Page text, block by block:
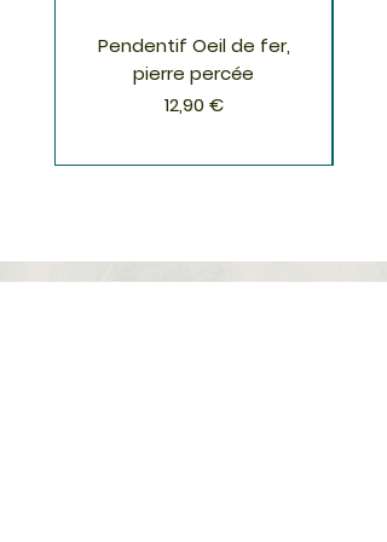
Pendentif Oeil de fer,
pierre percée
Prix
12,90 €